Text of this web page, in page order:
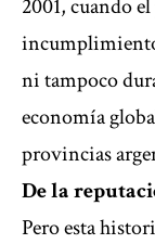
2001, cuando
ni tampoco
economía
provincias
De la
Pero esta